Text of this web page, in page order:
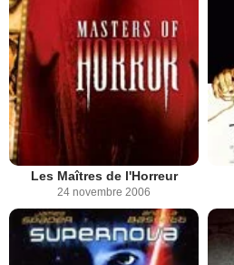
Les Maîtres de l'Horreur
24 novembre 2006